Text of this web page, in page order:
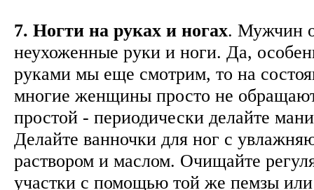
7. Ногти на руках и ногах. Мужчин
неухоженные руки и ноги. Да,
руками мы еще смотрим, то на
многие женщины просто не
простой - периодически делайте
Делайте ванночки для ног с
раствором и маслом. Очищайте
участки с помощью той же пемзы